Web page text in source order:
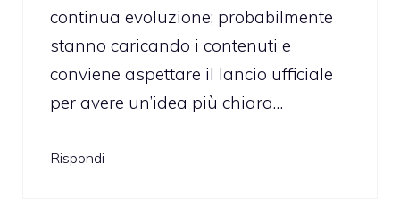
continua evoluzione; probabilmente
stanno caricando i contenuti e
conviene aspettare il lancio ufficiale
per avere un’idea più chiara…
Rispondi